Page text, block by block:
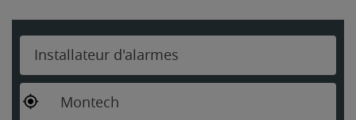
Installateur d'alarmes
Montech